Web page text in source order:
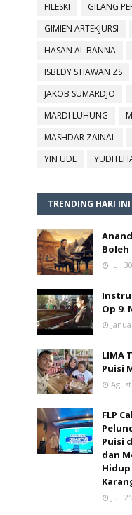
FILESKI
GILANG
GIMIEN ARTEKJURSI
HASAN AL BANNA
ISBEDY STIAWAN ZS
JAKOB SUMARDJO
MARDI LUHUNG
MASHDAR ZAINAL
YIN UDE
TRENDING HARI INI
Boleh
Juli
Op 9.
LIMA
Puisi
FLP
Puisi
dan
Hidup
Juli